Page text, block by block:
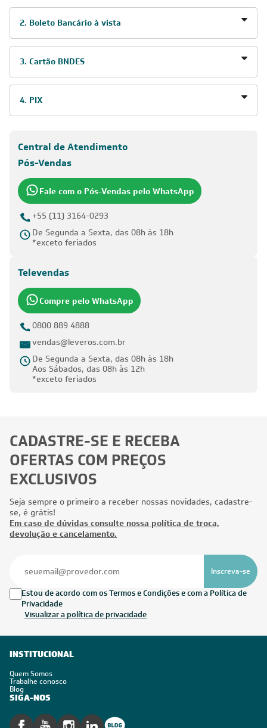
2. Boleto Bancário à vista
3. Cartão BNDES
4. PIX
Central de Atendimento
Pós-Vendas
Fale com o Pós-Vendas pelo WhatsApp
+55 (11) 3164-0293
De Segunda a Sexta, das 08h às 18h
*exceto feriados
Televendas
Compre pelo WhatsApp
0800 889 4888
vendas@leveros.com.br
De Segunda a Sexta, das 08h às 18h
Aos Sábados, das 08h às 12h
*exceto feriados
CADASTRE-SE E RECEBA
OFERTAS COM PREÇOS
EXCLUSIVOS
Seja sempre o primeiro a receber nossas novidades, cadastre-
se, é grátis!
Em caso de dúvidas consulte nossa política de troca,
devolução e cancelamento.
Inscreva-se
Estou de acordo com os Termos e Condições e com a Política de
Privacidade
Visualizar a política de privacidade
INSTITUCIONAL
Quem Somos
Trabalhe conosco
Blog
SIGA-NOS